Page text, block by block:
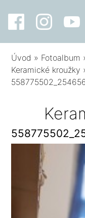
Úvod » Fotoalbum
Keramické kroužky